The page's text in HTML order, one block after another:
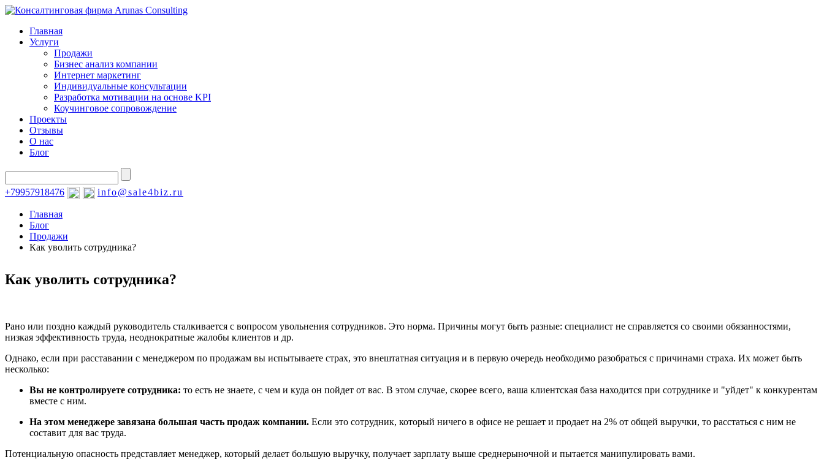
Главная
Услуги
Продажи
Бизнес анализ компании
Интернет маркетинг
Индивидуальные консультации
Разработка мотивации на основе KPI
Коучинговое сопровождение
Проекты
Отзывы
О нас
Блог
+79957918476 info@sale4biz.ru
Главная
Блог
Продажи
Как уволить сотрудника?
Как уволить сотрудника?
Рано или поздно каждый руководитель сталкивается с вопросом увольнения сотрудников. Это норма. Причины могут быть разные: специалист не справляется со своими обязанностями,
низкая эффективность труда, неоднократные жалобы клиентов и др.
Однако, если при расставании с менеджером по продажам вы испытываете страх, это внештатная ситуация и в первую очередь необходимо разобраться с причинами страха. Их может быть
несколько:
Вы не контролируете сотрудника: то есть не знаете, с чем и куда он пойдет от вас. В этом случае, скорее всего, ваша клиентская база находится при сотруднике и "уйдет" к конкурентам
вместе с ним.
На этом менеджере завязана большая часть продаж компании. Если это сотрудник, который ничего в офисе не решает и продает на 2% от общей выручки, то расстаться с ним не
составит для вас труда.
Потенциальную опасность представляет менеджер, который делает большую выручку, получает зарплату выше среднерыночной и пытается манипулировать вами.